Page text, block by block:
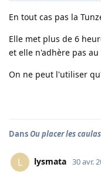
En tout cas pas la
Elle met plus de 6
et elle n'adhère pas
On ne peut l'utiliser
DansOu placer les
L lysmata 30 avr.